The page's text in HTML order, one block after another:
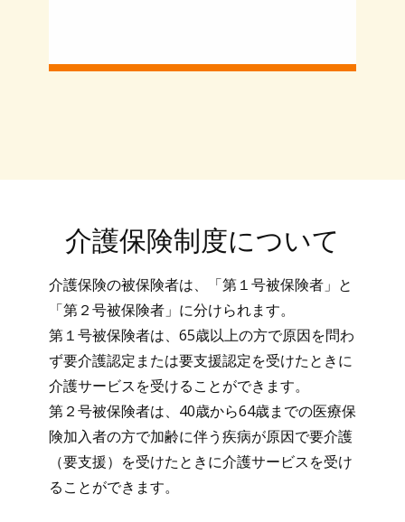
介護保険制度について
介護保険の被保険者は、「第１号被保険者」と
「第２号被保険者」に分けられます。
第１号被保険者は、65歳以上の方で原因を問わ
ず要介護認定または要支援認定を受けたときに
介護サービスを受けることができます。
第２号被保険者は、40歳から64歳までの医療保
険加入者の方で加齢に伴う疾病が原因で要介護
（要支援）を受けたときに介護サービスを受け
ることができます。